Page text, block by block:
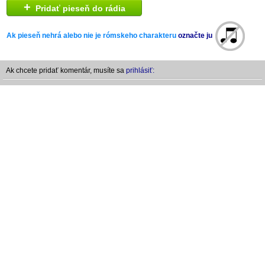
+ Pridať pieseň do rádia
Ak pieseň nehrá alebo nie je rómskeho charakteru označte ju
Ak chcete pridať komentár, musíte sa prihlásiť: